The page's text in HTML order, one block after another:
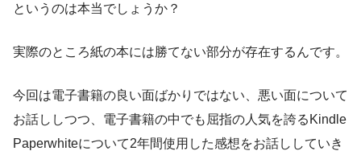
というのは本当でしょうか？
実際のところ紙の本には勝てない部分が存在するんです。
今回は電子書籍の良い面ばかりではない、悪い面について
お話ししつつ、電子書籍の中でも屈指の人気を誇るKindle
Paperwhiteについて2年間使用した感想をお話ししていき